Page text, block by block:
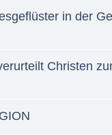
in der
Christen